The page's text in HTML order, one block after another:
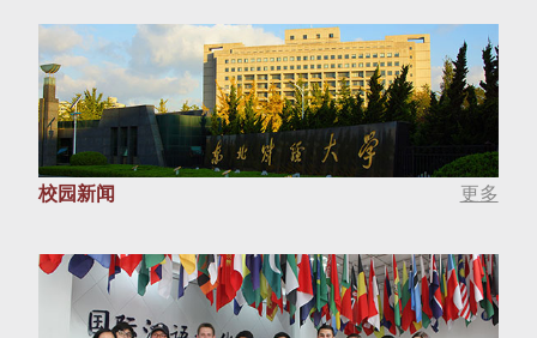
校园新闻 更多